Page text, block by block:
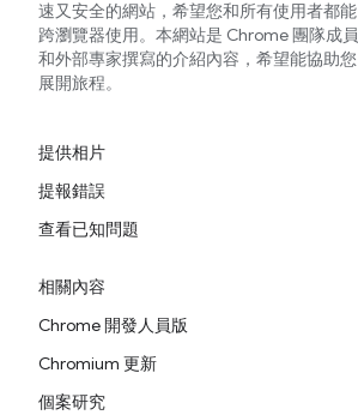
速又安全的網站，希望您和所有使用者都能
跨瀏覽器使用。本網站是 Chrome 團隊成員
和外部專家撰寫的介紹內容，希望能協助您
展開旅程。
提供相片
提報錯誤
查看已知問題
相關內容
Chrome 開發人員版
Chromium 更新
個案研究